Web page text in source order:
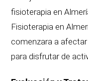
fisioterapia en
Fisioterapia en
comenzara a
para disfrutar de